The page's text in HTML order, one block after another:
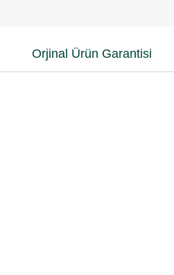
Orjinal Ürün Garantisi